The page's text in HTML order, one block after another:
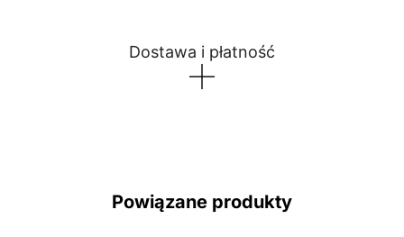
Dostawa i płatność
Powiązane produkty